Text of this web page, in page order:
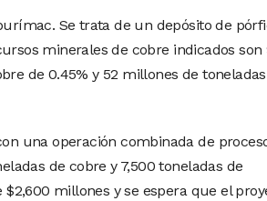
Se trata de un depósito de
minerales de cobre indicados son
de 0.45% y 52 millones de
una operación combinada de
de cobre y 7,500 toneladas de
millones y se espera que el